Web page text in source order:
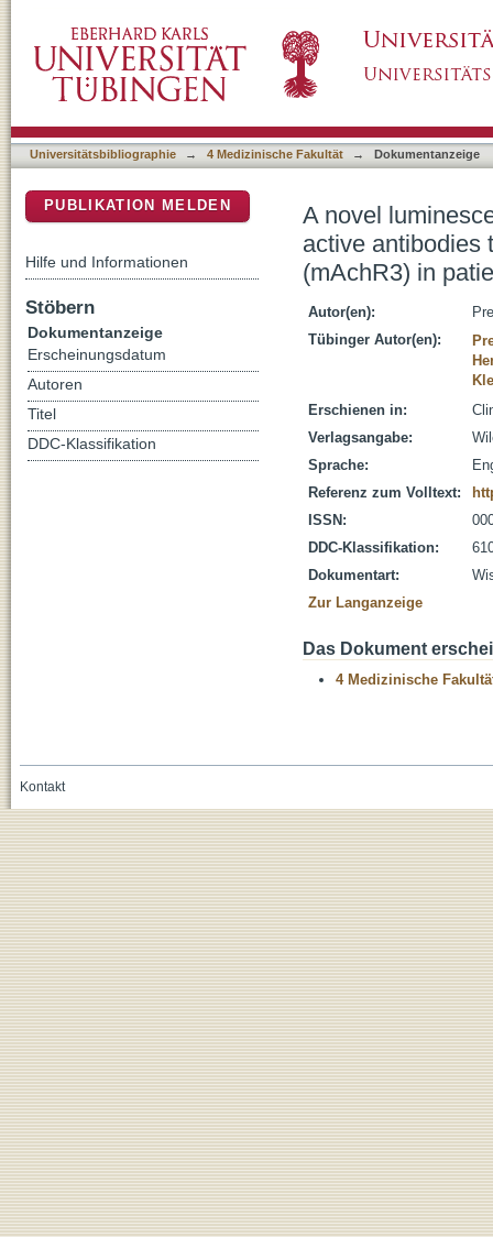
muscarinic acetylcholine receptors of the
Universitätsbibliographie → 4 Medizinische Fakultät → Dokumentanzeige
A novel
active antibodies
(mAchR3) in
Autor(en):
Tübinger Autor(en):
Erschienen in:
Verlagsangabe:
Sprache:
Referenz zum Volltext:
ISSN:
DDC-Klassifikation:
Dokumentart:
Zur Langanzeige
Das Dokument
4 Medizinische
PUBLIKATION MELDEN
Hilfe und Informationen
Stöbern
Dokumentanzeige
Erscheinungsdatum
Autoren
Titel
DDC-Klassifikation
Kontakt